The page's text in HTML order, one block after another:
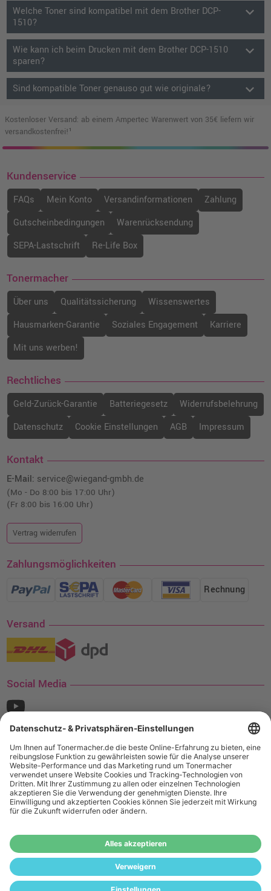
Welche Toner sind kompatibel mit dem Brother DCP-
1510?
keyboard_arrow_down
Wie kann ich beim Drucken mit dem Brother DCP-1510
sparen?
keyboard_arrow_down
Sind kompatible Toner genauso gut wie originale? keyboard_arrow_down
Kostenloser Versand: ab einem Ampertec Warenwert von 35€ liefern wir
versandkostenfrei!¹
Kundenservice
FAQs Mein Konto Versandinformationen
Zahlung
Gutscheinbedingungen
Warenrücksendung
SEPA-Lastschrift
Re-Life Box
Tonermacher
Über uns Qualitätssicherung
Wissenswertes
Hausmarken-Garantie
Soziales Engagement
Karriere
Mit uns werben!
Rechtliches
Geld-Zurück-Garantie Batteriegesetz
Widerrufsbelehrung
Datenschutz
Cookie Einstellungen AGB Impressum
Kontakt
E-Mail: service@wiegand-gmbh.de
(Mo - Do 8:00 bis 17:00 Uhr)
(Fr 8:00 bis 16:00 Uhr)
Vertrag widerrufen
Zahlungsmöglichkeiten
Rechnung
Versand
Social Media
¹ Nur gültig für den Versand innerhalb Deutschlands. Befindet sich ein Warenwert
von mindestens 35€ (inkl. Mwst.) an Ampertec Artikeln in Ihrem Warenkorb, ist der
Versand für Sie kostenfrei.
Das Angebot von tonermacher.de richtet sich
nicht an Wiederverkäufer. Wenn Sie Wiederverkäufer sind,